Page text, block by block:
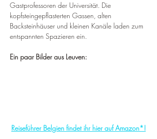
Gastprofessoren der Universität. Die
kopfsteingepflasterten Gassen, alten
Backsteinhäuser und kleinen Kanäle laden zum
entspannten Spazieren ein.
Ein paar Bilder aus Leuven:
Reiseführer Belgien findet ihr hier auf Amazon*!